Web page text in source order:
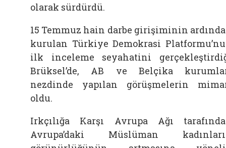
olarak sürdürdü.
15 Temmuz hain darbe girişiminin
kurulan Türkiye Demokrasi
ilk inceleme seyahatini
Brüksel’de, AB ve Belçika
nezdinde yapılan görüşmelerin
oldu.
Irkçılığa Karşı Avrupa Ağı
Avrupa’daki Müslüman